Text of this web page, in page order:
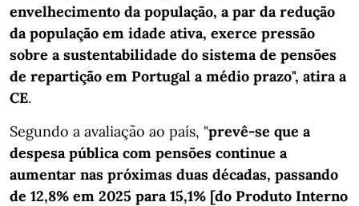
envelhecimento da população, a par da redução
da população em idade ativa, exerce pressão
sobre a sustentabilidade do sistema de pensões
de repartição em Portugal a médio prazo", atira a
CE.
Segundo a avaliação ao país, "prevê-se que a
despesa pública com pensões continue a
aumentar nas próximas duas décadas, passando
de 12,8% em 2025 para 15,1% [do Produto Interno